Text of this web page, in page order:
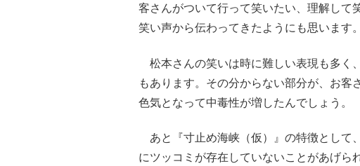
客さんがついて行って笑いたい、理解して
笑い声から伝わってきたようにも思います。
松本さんの笑いは時に難しい表現も多く
もあります。その分からない部分が、お客
色気となって中毒性が増したんでしょう。
あと『寸止め海峡（仮）』の特徴として
にツッコミが存在していないことがあげら